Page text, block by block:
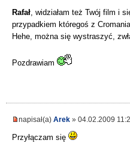
Rafał, widziałam też Twój film i
przypadkiem któregoś z
Hehe, można się wystraszyć,
Pozdrawiam
napisał(a) Arek » 04.02.2009
Przyłączam się